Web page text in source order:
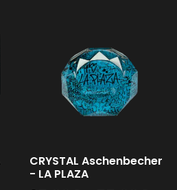
CRYSTAL Aschenbecher
- LA PLAZA